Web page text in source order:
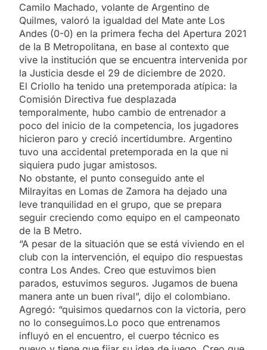
Camilo Machado, volante de Argentino de
Quilmes, valoró la igualdad del Mate ante Los
Andes (0-0) en la primera fecha del Apertura 2021
de la B Metropolitana, en base al contexto que
vive la institución que se encuentra intervenida por
la Justicia desde el 29 de diciembre de 2020.
El Criollo ha tenido una pretemporada atípica: la
Comisión Directiva fue desplazada
temporalmente, hubo cambio de entrenador a
poco del inicio de la competencia, los jugadores
hicieron paro y creció incertidumbre. Argentino
tuvo una accidental pretemporada en la que ni
siquiera pudo jugar amistosos.
No obstante, el punto conseguido ante el
Milrayitas en Lomas de Zamora ha dejado una
leve tranquilidad en el grupo, que se prepara
seguir creciendo como equipo en el campeonato
de la B Metro.
“A pesar de la situación que se está viviendo en el
club con la intervención, el equipo dio respuestas
contra Los Andes. Creo que estuvimos bien
parados, estuvimos seguros. Jugamos de buena
manera ante un buen rival”, dijo el colombiano.
Agregó: “quisimos quedarnos con la victoria, pero
no lo conseguimos.Lo poco que entrenamos
influyó en el encuentro, el cuerpo técnico es